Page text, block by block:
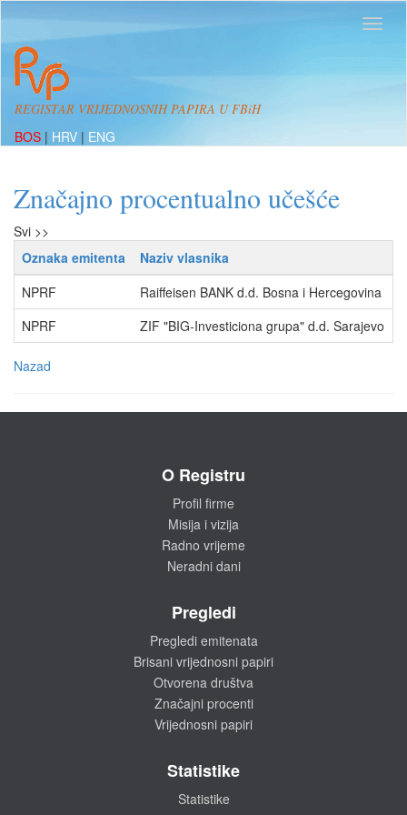
REGISTAR VRIJEDNOSNIH PAPIRA U FBiH
BOS | HRV | ENG
Značajno procentualno učešće
Svi >>
Oznaka emitenta
Naziv vlasnika
NPRF
Raiffeisen BANK d.d. Bosna i Hercegovina
NPRF
ZIF "BIG-Investiciona grupa" d.d. Sarajevo
Nazad
O Registru
Profil firme
Misija i vizija
Radno vrijeme
Neradni dani
Pregledi
Pregledi emitenata
Brisani vrijednosni papiri
Otvorena društva
Značajni procenti
Vrijednosni papiri
Statistike
Statistike